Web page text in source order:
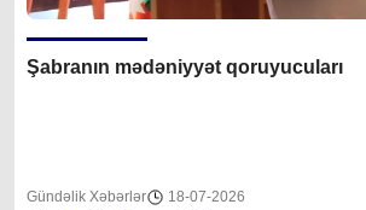
Şabranın mədəniyyət qoruyucuları
Gündəlik Xəbərlər 18-07-2026